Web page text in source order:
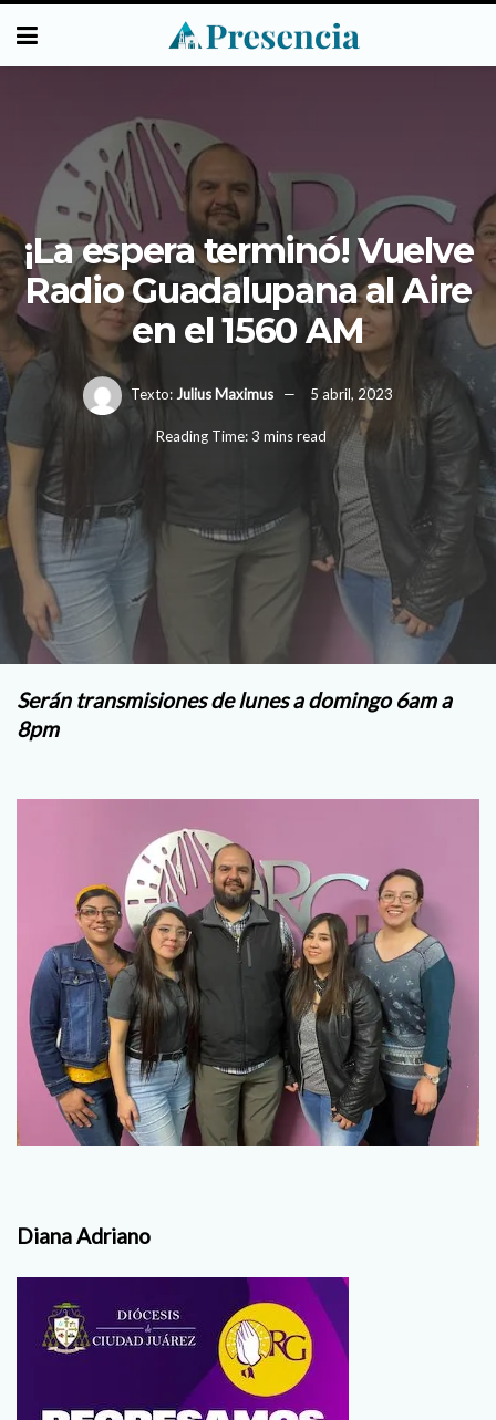
¡La espera terminó! Vuelve
Radio Guadalupana al Aire
en el 1560 AM
Texto: Julius Maximus 5 abril, 2023
Reading Time: 3 mins read
Serán transmisiones de lunes a domingo 6am a
8pm
Diana Adriano